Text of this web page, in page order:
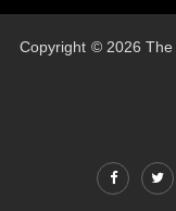
Copyright © 2026